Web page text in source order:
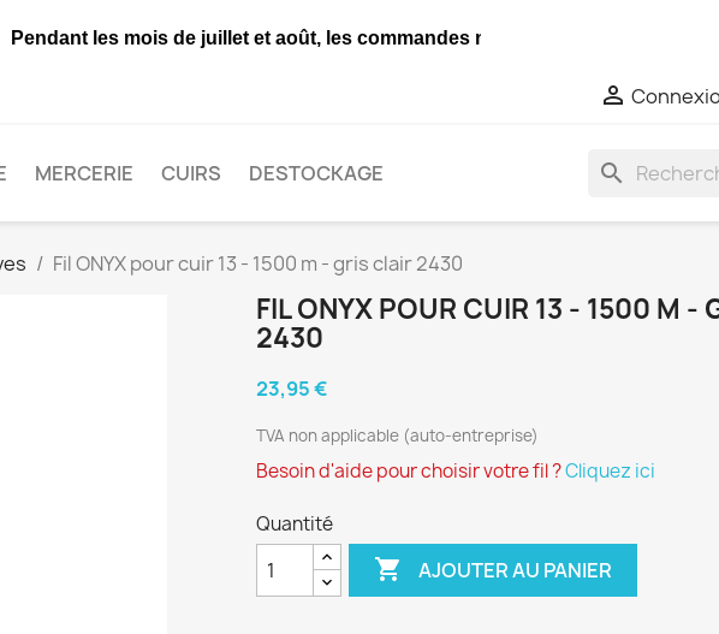
Pendant les mois de juillet et août, les commandes ne seront expédiées qu'une

MERCERIE CUIRS DESTOCKAGE search
Fil ONYX pour cuir 13 - 1500 m - gris clair 2430
FIL ONYX POUR CUIR 13 - 1500 M -
2430
23,95 €
TVA non applicable (auto-entreprise)
Besoin d'aide pour choisir votre fil ?Cliquez ici
Quantité
 AJOUTER AU PANIER